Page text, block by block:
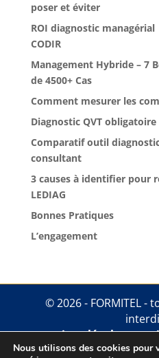
poser et éviter
ROI diagnostic
CODIR
Management Hybride – 7
de 4500+ Cas
Comment mesurer les
Diagnostic QVT
Comparatif outil
consultant
3 causes à identifier pour
LEDIAG
Bonnes Pratiques
L’engagement
© 2026 - FORMITEL
mentions légales.
Nous utilisons des cookies pour